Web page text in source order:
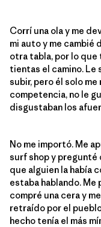
Corrí una ola y me
mi auto y me cambié
otra tabla, por lo que
tientas el camino. Le
subir, pero él solo
competencia, no le
disgustaban los
No me importó. Me
surf shop y pregunté
que alguien la había
estaba hablando.
compré una cera y
retraído por el
hecho tenía el más